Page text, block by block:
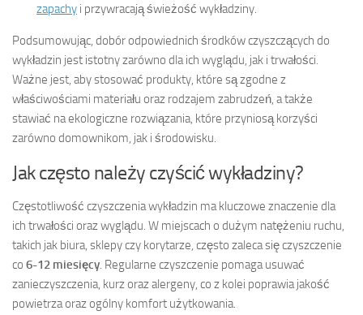
zapachy i przywracają świeżość wykładziny.
Podsumowując, dobór odpowiednich środków czyszczących do
wykładzin jest istotny zarówno dla ich wyglądu, jak i trwałości.
Ważne jest, aby stosować produkty, które są zgodne z
właściwościami materiału oraz rodzajem zabrudzeń, a także
stawiać na ekologiczne rozwiązania, które przyniosą korzyści
zarówno domownikom, jak i środowisku.
Jak często należy czyścić wykładziny?
Częstotliwość czyszczenia wykładzin ma kluczowe znaczenie dla
ich trwałości oraz wyglądu. W miejscach o dużym natężeniu ruchu,
takich jak biura, sklepy czy korytarze, często zaleca się czyszczenie
co 6-12 miesięcy. Regularne czyszczenie pomaga usuwać
zanieczyszczenia, kurz oraz alergeny, co z kolei poprawia jakość
powietrza oraz ogólny komfort użytkowania.